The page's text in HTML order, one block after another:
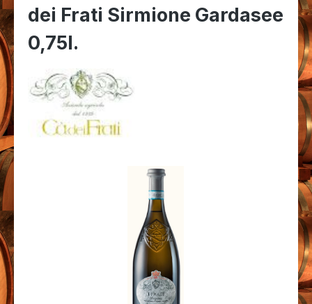
dei Frati Sirmione Gardasee
0,75l.
Bildergalerie überspringen